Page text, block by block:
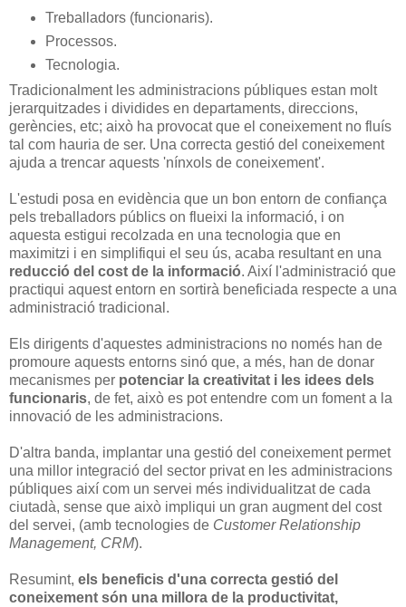
Treballadors (funcionaris).
Processos.
Tecnologia.
Tradicionalment les administracions públiques estan molt
jerarquitzades i dividides en departaments, direccions,
gerències, etc; això ha provocat que el coneixement no fluís
tal com hauria de ser. Una correcta gestió del coneixement
ajuda a trencar aquests 'nínxols de coneixement'.
L'estudi posa en evidència que un bon entorn de confiança
pels treballadors públics on flueixi la informació, i on
aquesta estigui recolzada en una tecnologia que en
maximitzi i en simplifiqui el seu ús, acaba resultant en una
reducció del cost de la informació. Així l'administració que
practiqui aquest entorn en sortirà beneficiada respecte a una
administració tradicional.
Els dirigents d'aquestes administracions no només han de
promoure aquests entorns sinó que, a més, han de donar
mecanismes per potenciar la creativitat i les idees dels
funcionaris, de fet, això es pot entendre com un foment a la
innovació de les administracions.
D'altra banda, implantar una gestió del coneixement permet
una millor integració del sector privat en les administracions
públiques així com un servei més individualitzat de cada
ciutadà, sense que això impliqui un gran augment del cost
del servei, (amb tecnologies de Customer Relationship
Management, CRM).
Resumint, els beneficis d'una correcta gestió del
coneixement són una millora de la productivitat,